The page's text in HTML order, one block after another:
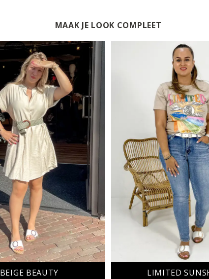
MAAK JE LOOK COMPLEET
BEIGE BEAUTY LIMITED